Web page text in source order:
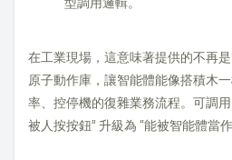
在工業現場，這意味著提供的不再
原子動作庫，讓智能體能像搭積木
率、控停機的復雜業務流程。可調
被人按按鈕” 升級為 “能被智能體當